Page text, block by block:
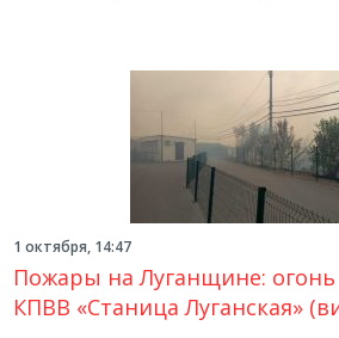
1 октября, 14:47
Пожары на Луганщине: огонь
КПВВ «Станица Луганская»